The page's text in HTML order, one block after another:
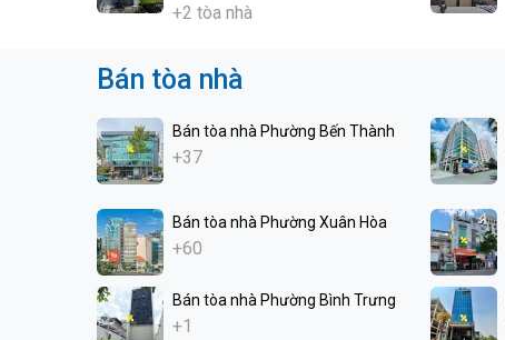
+2 tòa nhà
Bán tòa nhà
Bán tòa nhà Phường Bến Thành
+37
Bán tòa nhà Phường Xuân Hòa
+60
Bán tòa nhà Phường Bình Trưng
+1